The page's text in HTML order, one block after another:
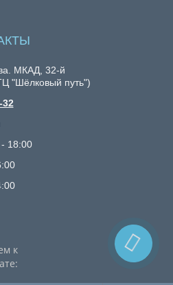
МКАД, 32-й
"Шёлковый путь")
32
18:00
к